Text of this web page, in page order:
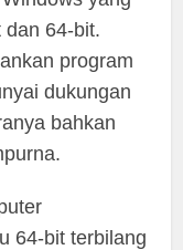
dan 64-bit.
program
dukungan
bahkan
64-bit terbilang